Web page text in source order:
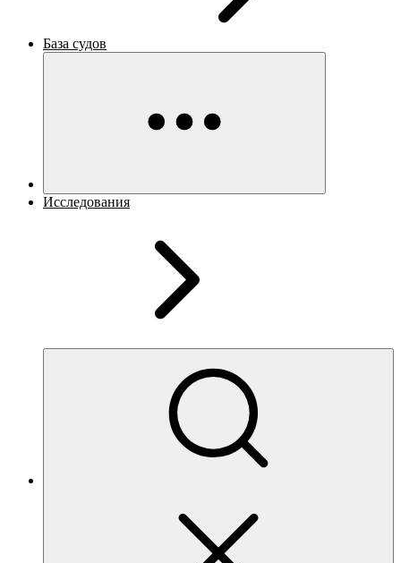
База судов
Исследования